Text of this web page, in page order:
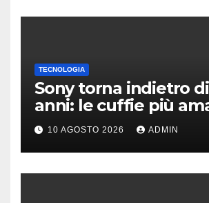
TECNOLOGIA
Sony torna indietro
anni: le cuffie più
potrebbero rinascere
10 AGOSTO 2026 ADMIN